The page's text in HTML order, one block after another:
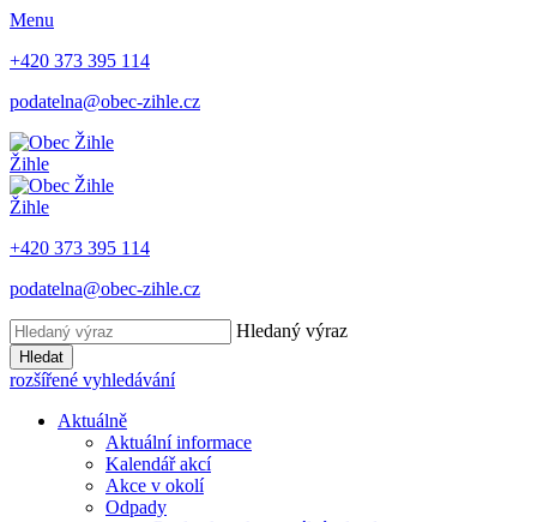
Menu
+420 373 395 114
podatelna@obec-zihle.cz
Žihle
Žihle
+420 373 395 114
podatelna@obec-zihle.cz
Hledaný výraz
Hledat
rozšířené vyhledávání
Aktuálně
Aktuální informace
Kalendář akcí
Akce v okolí
Odpady